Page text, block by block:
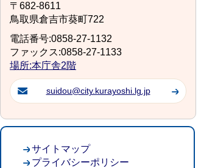
〒682-8611
鳥取県倉吉市葵町722
電話番号:0858-27-1132
ファックス:0858-27-1133
場所:本庁舎2階
suidou@city.kurayoshi.lg.jp
サイトマップ
プライバシーポリシー